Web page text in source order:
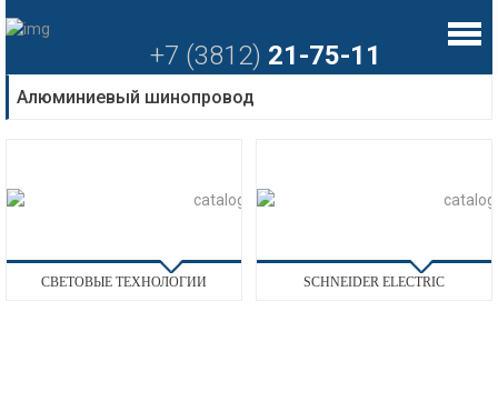
+7 (3812) 21-75-11
Алюминиевый шинопровод
СВЕТОВЫЕ ТЕХНОЛОГИИ SCHNEIDER ELECTRIC